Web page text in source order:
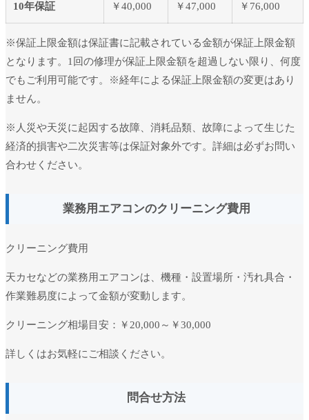
10年保証 ￥40,000 ￥47,000 ￥76,000
※保証上限金額は保証書に記載されている金額が保証上限金額
となります。1回の修理が保証上限金額を超過しない限り、何度
でもご利用可能です。※経年による保証上限金額の変更はあり
ません。
※人災や天災に起因する故障、消耗品類、故障によって生じた
経済的損害や二次災害等は保証対象外です。詳細は必ずお問い
合わせください。
業務用エアコンのクリーニング費用
クリーニング費用
天カセなどの業務用エアコンは、機種・設置場所・汚れ具合・
作業難易度によって金額が変動します。
クリーニング相場目安： ￥20,000～￥30,000
詳しくはお気軽にご相談ください。
問合せ方法